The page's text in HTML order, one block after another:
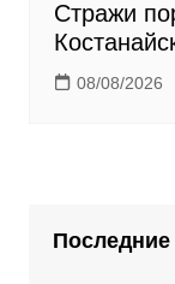
Стражи
08/08/2026